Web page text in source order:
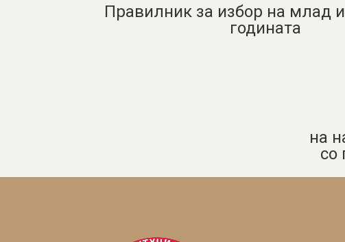
Правилник за избор на млад
годината
на
со